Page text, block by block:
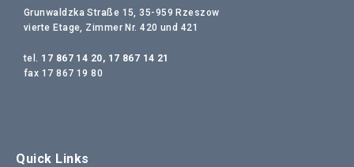
Grunwaldzka Straße 15, 35-959 Rzeszow
vierte Etage, Zimmer Nr. 420 und 421
tel. 17 867 14 20, 17 867 14 21
fax 17 867 19 80
Quick Links